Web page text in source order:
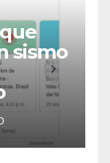
sismo